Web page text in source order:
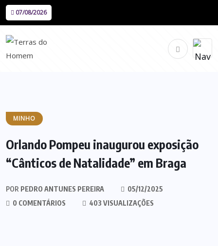
07/08/2026
MINHO
Orlando Pompeu inaugurou exposição
“Cânticos de Natalidade” em Braga
POR PEDRO ANTUNES PEREIRA
05/12/2025
0 COMENTÁRIOS
403 VISUALIZAÇÕES